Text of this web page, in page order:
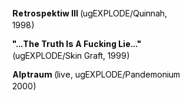
Retrospektiw III (ugEXPLODE/Quinnah,
1998)
"...The Truth Is A Fucking Lie..."
(ugEXPLODE/Skin Graft, 1999)
Alptraum (live, ugEXPLODE/Pandemonium,
2000)